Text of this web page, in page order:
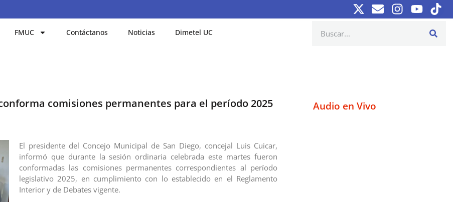
FMUC Contáctanos Noticias Dimetel UC
comisiones permanentes para el período 2025
El presidente del Concejo Municipal de San Diego, concejal Luis Cuicar,
informó que durante la sesión ordinaria celebrada este martes fueron
conformadas las comisiones permanentes correspondientes al período
legislativo 2025, en cumplimiento con lo establecido en el Reglamento
Interior y de Debates vigente.
Audio en Vivo